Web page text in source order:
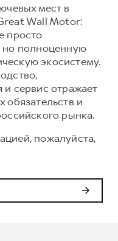
мест в
Wall Motor:
просто
но полноценную
экосистему.
сервис отражает
обязательств и
рынка.
пожалуйста,